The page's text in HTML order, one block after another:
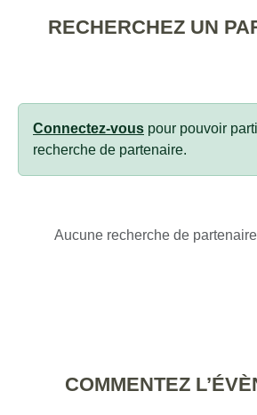
RECHERCHEZ UN
Connectez-vous pour pouvoir
recherche de partenaire.
Aucune recherche de
COMMENTEZ